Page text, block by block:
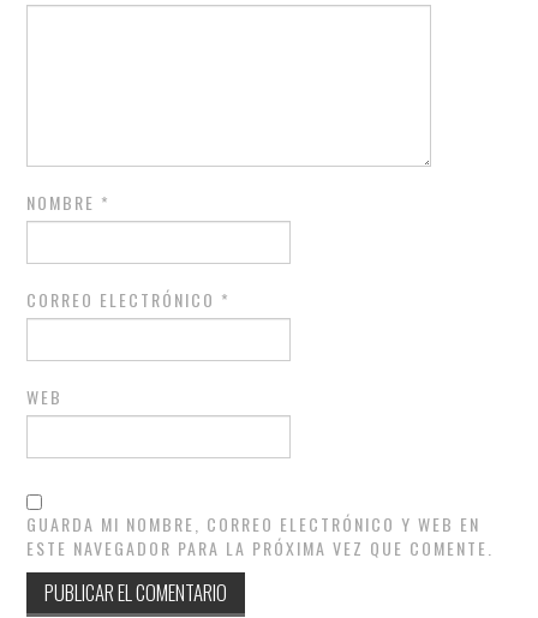
NOMBRE *
CORREO ELECTRÓNICO *
WEB
GUARDA MI NOMBRE, CORREO ELECTRÓNICO Y WEB EN
ESTE NAVEGADOR PARA LA PRÓXIMA VEZ QUE COMENTE.